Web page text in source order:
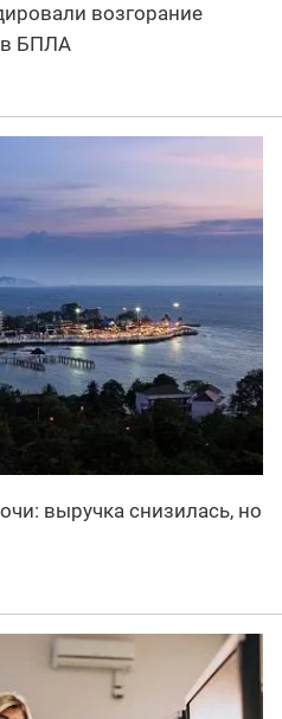
возгорание
БПЛА
выручка снизилась, но